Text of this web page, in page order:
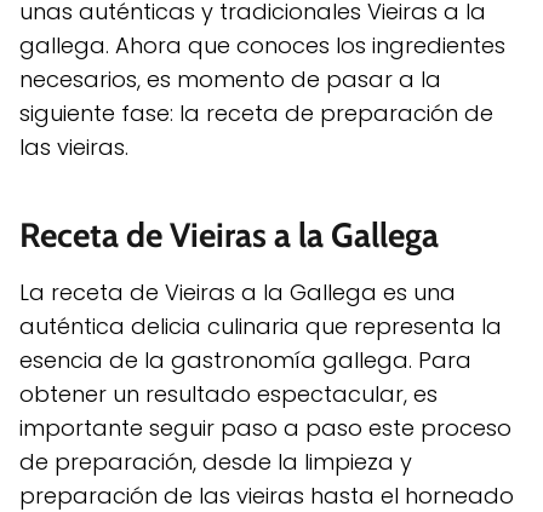
unas auténticas y tradicionales Vieiras a la
gallega. Ahora que conoces los ingredientes
necesarios, es momento de pasar a la
siguiente fase: la receta de preparación de
las vieiras.
Receta de Vieiras a la Gallega
La receta de Vieiras a la Gallega es una
auténtica delicia culinaria que representa la
esencia de la gastronomía gallega. Para
obtener un resultado espectacular, es
importante seguir paso a paso este proceso
de preparación, desde la limpieza y
preparación de las vieiras hasta el horneado